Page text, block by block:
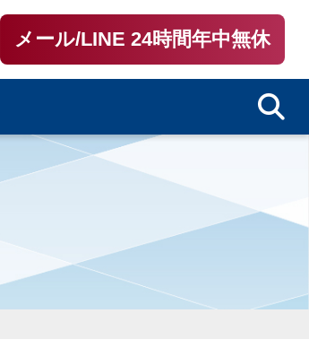
メール/LINE 24時間年中無休